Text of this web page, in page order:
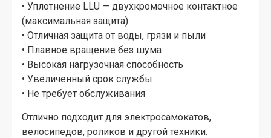
• Уплотнение LLU — двухкромочное контактное
(максимальная защита)
• Отличная защита от воды, грязи и пыли
• Плавное вращение без шума
• Высокая нагрузочная способность
• Увеличенный срок службы
• Не требует обслуживания
Отлично подходит для электросамокатов,
велосипедов, роликов и другой техники.